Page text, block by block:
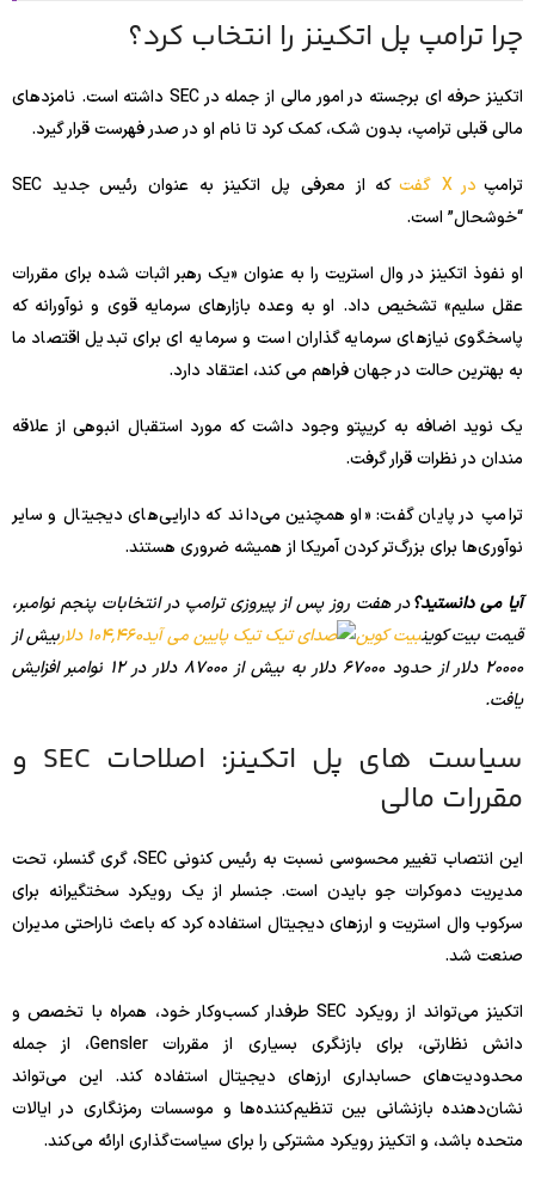
چرا ترامپ پل اتکینز را انتخاب کرد؟
اتکینز حرفه ای برجسته در امور مالی از جمله در SEC داشته است. نامزدهای
مالی قبلی ترامپ، بدون شک، کمک کرد تا نام او در صدر فهرست قرار گیرد.
ترامپ در X گفت
که از معرفی پل اتکینز به عنوان رئیس جدید SEC
“خوشحال” است.
او نفوذ اتکینز در وال استریت را به عنوان «یک رهبر اثبات شده برای مقررات
عقل سلیم» تشخیص داد. او به وعده بازارهای سرمایه قوی و نوآورانه که
پاسخگوی نیازهای سرمایه گذاران است و سرمایه ای برای تبدیل اقتصاد ما
به بهترین حالت در جهان فراهم می کند، اعتقاد دارد.
یک نوید اضافه به کریپتو وجود داشت که مورد استقبال انبوهی از علاقه
مندان در نظرات قرار گرفت.
ترامپ در پایان گفت: «او همچنین می‌داند که دارایی‌های دیجیتال و سایر
نوآوری‌ها برای بزرگ‌تر کردن آمریکا از همیشه ضروری هستند.
آیا می دانستید؟در هفت روز پس از پیروزی ترامپ در انتخابات پنجم نوامبر،
قیمت بیت کوینبیت کوین 104,460 دلار
بیش از
20000 دلار از حدود 67000 دلار به بیش از 87000 دلار در 12 نوامبر افزایش
یافت.
سیاست های پل اتکینز: اصلاحات SEC و
مقررات مالی
این انتصاب تغییر محسوسی نسبت به رئیس کنونی SEC، گری گنسلر، تحت
مدیریت دموکرات جو بایدن است. جنسلر از یک رویکرد سختگیرانه برای
سرکوب وال استریت و ارزهای دیجیتال استفاده کرد که باعث ناراحتی مدیران
صنعت شد.
اتکینز می‌تواند از رویکرد SEC طرفدار کسب‌وکار خود، همراه با تخصص و
دانش نظارتی، برای بازنگری بسیاری از مقررات Gensler، از جمله
محدودیت‌های حسابداری ارزهای دیجیتال استفاده کند. این می‌تواند
نشان‌دهنده بازنشانی بین تنظیم‌کننده‌ها و موسسات رمزنگاری در ایالات
متحده باشد، و اتکینز رویکرد مشترکی را برای سیاست‌گذاری ارائه می‌کند.